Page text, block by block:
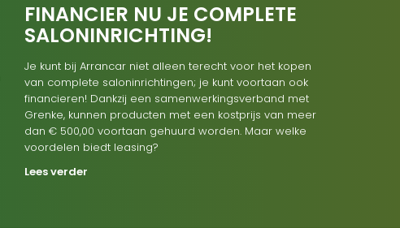
FINANCIER NU JE COMPLETE
SALONINRICHTING!
Je kunt bij Arrancar niet alleen terecht voor het kopen
van complete saloninrichtingen; je kunt voortaan ook
financieren! Dankzij een samenwerkingsverband met
Grenke, kunnen producten met een kostprijs van meer
dan € 500,00 voortaan gehuurd worden. Maar welke
voordelen biedt leasing?
Lees verder